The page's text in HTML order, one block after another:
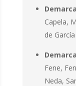
Capela,
de
Fene,
Neda,